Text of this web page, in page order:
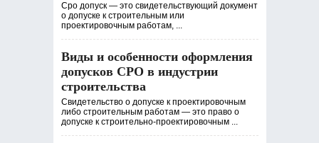
Сро допуск — это свидетельствующий документ
о допуске к строительным или
проектировочным работам, ...
Виды и особенности оформления
допусков СРО в индустрии
строительства
Свидетельство о допуске к проектировочным
либо строительным работам — это право о
допуске к строительно-проектировочным ...